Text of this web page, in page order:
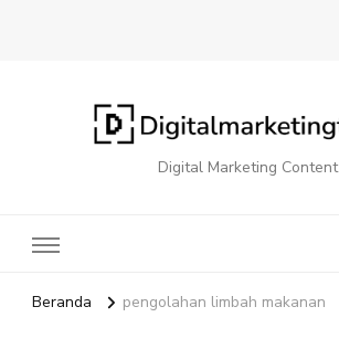
Digital Marketing Content
Beranda pengolahan limbah makanan